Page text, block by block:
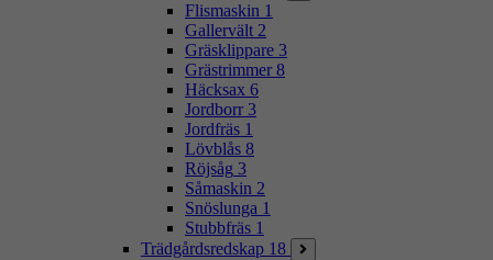
Flismaskin 1
Gallervält 2
Gräsklippare 3
Grästrimmer 8
Häcksax 6
Jordborr 3
Jordfräs 1
Lövblås 8
Röjsåg 3
Såmaskin 2
Snöslunga 1
Stubbfräs 1
Trädgårdsredskap 18